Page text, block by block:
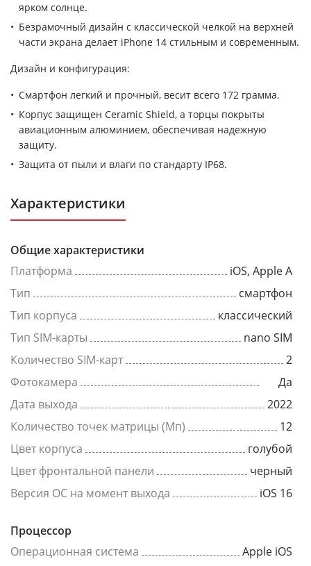
ярком солнце.
Безрамочный дизайн с классической челкой на верхней
части экрана делает iPhone 14 стильным и современным.
Дизайн и конфигурация:
Смартфон легкий и прочный, весит всего 172 грамма.
Корпус защищен Ceramic Shield, а торцы покрыты
авиационным алюминием, обеспечивая надежную
защиту.
Защита от пыли и влаги по стандарту IP68.
Характеристики
Общие характеристики
Платформа
iOS, Apple A
Тип
смартфон
Тип корпуса
классический
Тип SIM-карты
nano SIM
Количество SIM-карт
2
Фотокамера
Да
Дата выхода
2022
Количество точек матрицы (Мп)
12
Цвет корпуса
голубой
Цвет фронтальной панели
черный
Версия ОС на момент выхода
iOS 16
Процессор
Операционная система
Apple iOS